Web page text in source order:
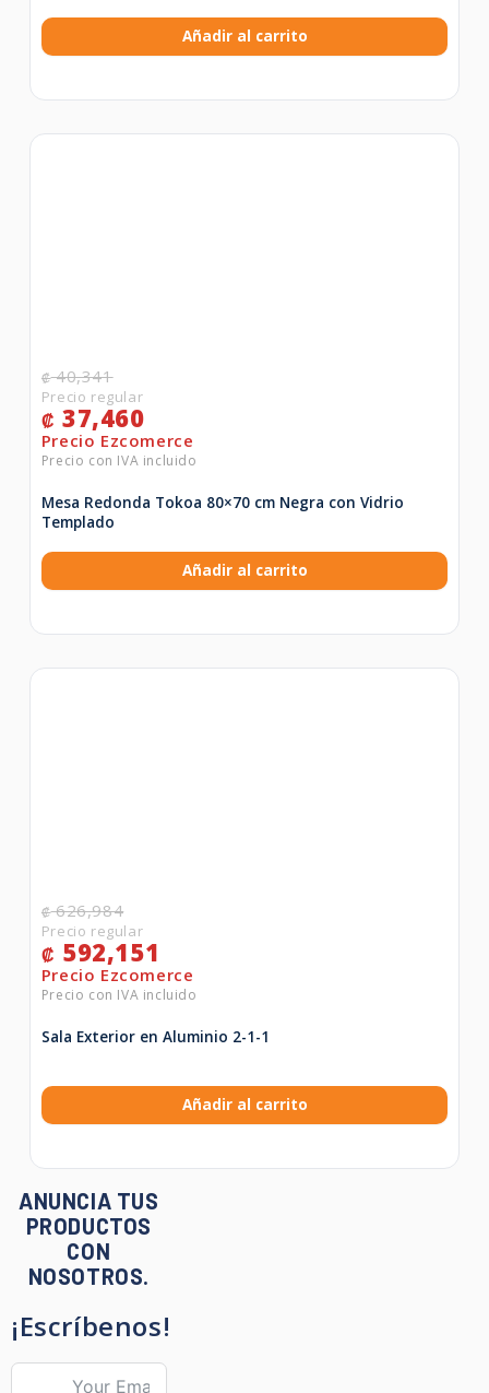
Añadir al carrito
₡40,341
₡ 37,460
Mesa Redonda Tokoa 80×70 cm Negra con Vidrio
Templado
Añadir al carrito
₡626,984
₡ 592,151
Sala Exterior en Aluminio 2-1-1
Añadir al carrito
ANUNCIA TUS
PRODUCTOS
CON
NOSOTROS.
¡Escríbenos!